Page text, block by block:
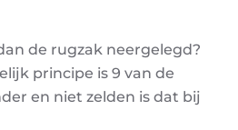
de rugzak neergelegd?
principe is 9 van de
en niet zelden is dat bij